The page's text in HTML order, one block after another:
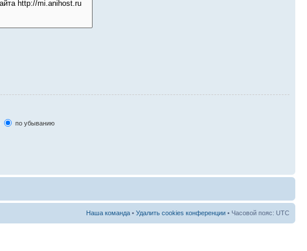
по убыванию
Наша команда • Удалить cookies конференции • Часовой пояс: UTC